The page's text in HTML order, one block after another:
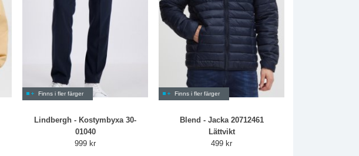
Finns i fler färger
Lindbergh - Kostymbyxa 30-
01040
999 kr
Finns i fler färger
Blend - Jacka 20712461
Lättvikt
499 kr